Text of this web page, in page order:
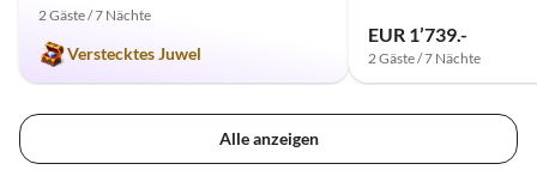
2 Gäste / 7 Nächte
Verstecktes Juwel
EUR 1’739.-
2 Gäste / 7 Nächte
Alle anzeigen